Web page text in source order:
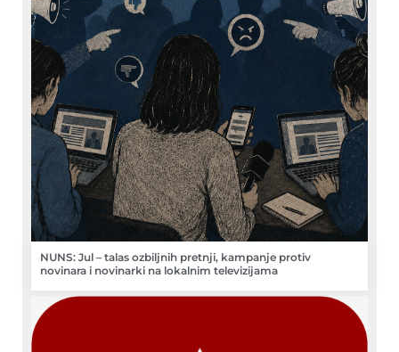
NUNS: Jul – talas ozbiljnih pretnji, kampanje protiv
novinara i novinarki na lokalnim televizijama